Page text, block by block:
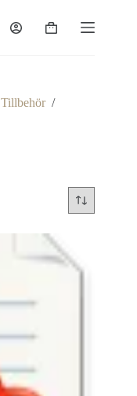
Varukorg
Tillbehör /